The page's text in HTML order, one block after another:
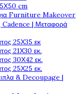
cm
Furniture Makeover
| Μεταφορά
25Χ35 εκ
21Χ30 εκ.
30Χ42 εκ.
25Χ25 εκ.
& Decoupage |